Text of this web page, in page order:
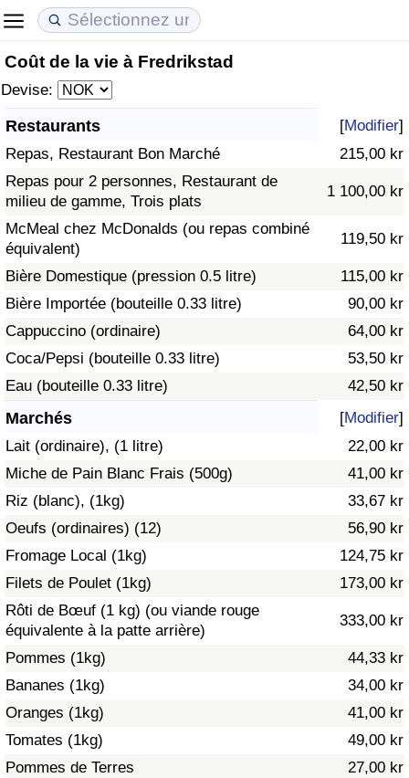
Coût de la vie à Fredrikstad
Devise:
Restaurants [Modifier]
Repas, Restaurant Bon Marché
215,00 kr
Repas pour 2 personnes, Restaurant de
milieu de gamme, Trois plats
1 100,00 kr
McMeal chez McDonalds (ou repas combiné
équivalent)
119,50 kr
Bière Domestique (pression 0.5 litre)
115,00 kr
Bière Importée (bouteille 0.33 litre)
90,00 kr
Cappuccino (ordinaire)
64,00 kr
Coca/Pepsi (bouteille 0.33 litre)
53,50 kr
Eau (bouteille 0.33 litre)
42,50 kr
Marchés [Modifier]
Lait (ordinaire), (1 litre)
22,00 kr
Miche de Pain Blanc Frais (500g)
41,00 kr
Riz (blanc), (1kg)
33,67 kr
Oeufs (ordinaires) (12)
56,90 kr
Fromage Local (1kg)
124,75 kr
Filets de Poulet (1kg)
173,00 kr
Rôti de Bœuf (1 kg) (ou viande rouge
équivalente à la patte arrière)
333,00 kr
Pommes (1kg)
44,33 kr
Bananes (1kg)
34,00 kr
Oranges (1kg)
41,00 kr
Tomates (1kg)
49,00 kr
Pommes de Terres
27,00 kr
Coût de la vie
Indice du Coût de la Vie
Indice du coût de la vie par pays
à Akaba
Prix de l'immobilier
Indice des Prix de l'immobilier
Indice des Prix de l'immobilier par Pays
Qualité de Vie
Indice de Qualité de Vie (Actuel)
Indice de qualité de vie par pays
Criminalité
Indice de Criminalité (Actuel)
Indice de Criminalité
Indice de criminalité par pays
Soins de santé
Indice des soins de santé (Actuel)
Indice des soins de santé
Indice des soins de santé par Pays
Pollution
Indice de pollution
Indice de Pollution par Pays